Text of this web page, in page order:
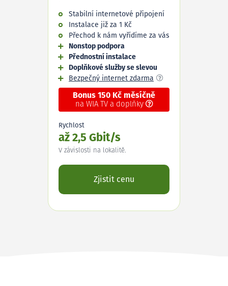
Stabilní internetové připojení
Instalace již za 1 Kč
Přechod k nám vyřídíme za vás
Nonstop podpora
Přednostní instalace
Doplňkové služby se slevou
Bezpečný internet zdarma
Bonus 150 Kč měsíčně
na WIA TV a doplňky
Rychlost
až 2,5 Gbit/s
V závislosti na lokalitě.
Zjistit cenu